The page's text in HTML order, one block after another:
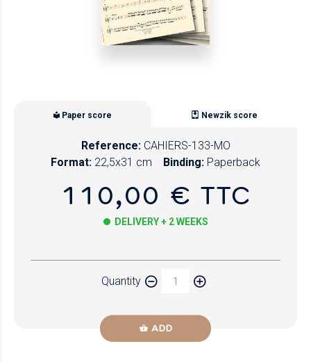
Paper score Newzik score
Reference: CAHIERS-133-MO
Format: 22,5x31 cm Binding: Paperback
110,00 € TTC
DELIVERY + 2 WEEKS
Quantity
ADD